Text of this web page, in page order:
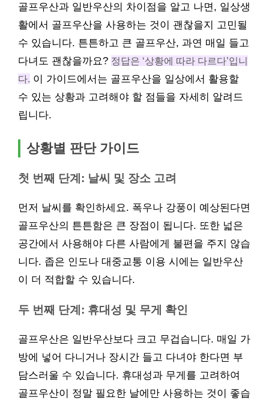
골프우산과 일반우산의 차이점을 알고 나면, 일상생
활에서 골프우산을 사용하는 것이 괜찮을지 고민될
수 있습니다. 튼튼하고 큰 골프우산, 과연 매일 들고
다녀도 괜찮을까요? 정답은 ‘상황에 따라 다르다’입니
다. 이 가이드에서는 골프우산을 일상에서 활용할
수 있는 상황과 고려해야 할 점들을 자세히 알려드
립니다.
상황별 판단 가이드
첫 번째 단계: 날씨 및 장소 고려
먼저 날씨를 확인하세요. 폭우나 강풍이 예상된다면
골프우산의 튼튼함은 큰 장점이 됩니다. 또한 넓은
공간에서 사용해야 다른 사람에게 불편을 주지 않습
니다. 좁은 인도나 대중교통 이용 시에는 일반우산
이 더 적합할 수 있습니다.
두 번째 단계: 휴대성 및 무게 확인
골프우산은 일반우산보다 크고 무겁습니다. 매일 가
방에 넣어 다니거나 장시간 들고 다녀야 한다면 부
담스러울 수 있습니다. 휴대성과 무게를 고려하여
골프우산이 정말 필요한 날에만 사용하는 것이 좋습